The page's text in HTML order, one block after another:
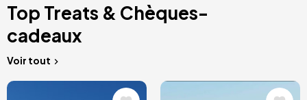
Top Treats & Chèques-
cadeaux
Voir tout